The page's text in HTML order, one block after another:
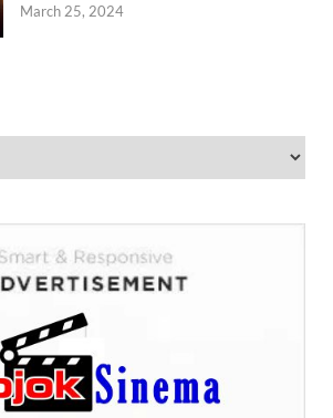
March 25, 2024